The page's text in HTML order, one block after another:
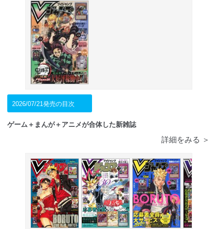
2026/07/21発売の目次
ゲーム＋まんが＋アニメが合体した新雑誌
詳細をみる ＞